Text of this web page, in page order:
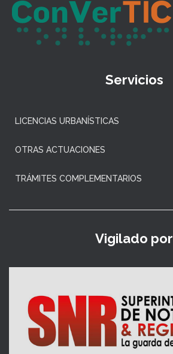
Servicios
LICENCIAS URBANÍSTICAS
OTRAS ACTUACIONES
TRÁMITES COMPLEMENTARIOS
Vigilado por